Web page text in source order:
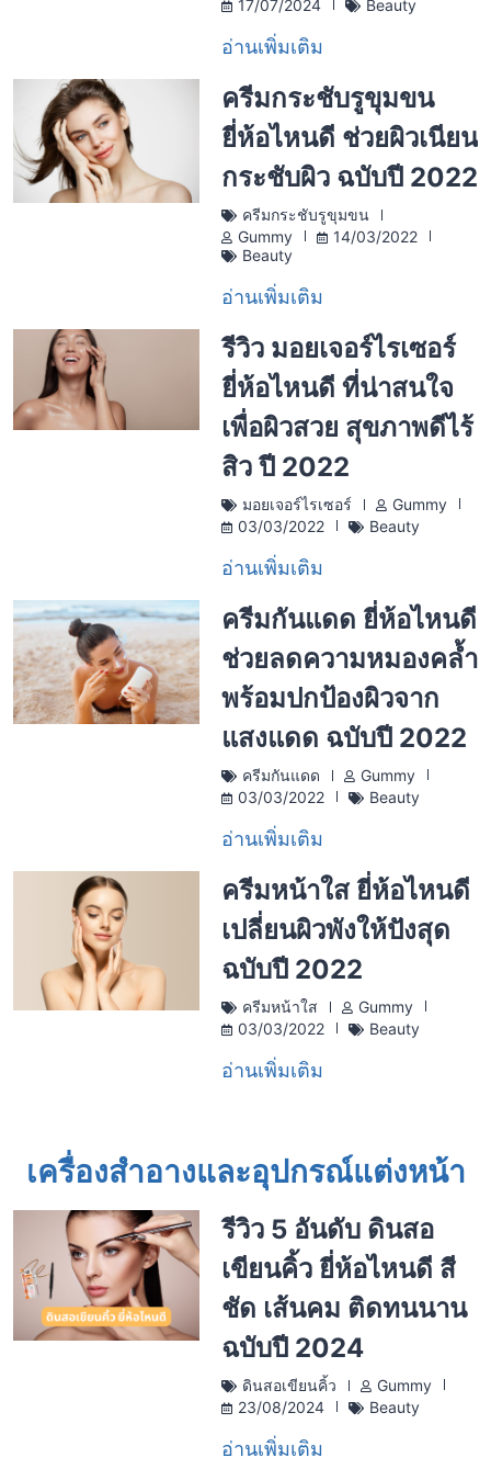
17/07/2024
Beauty
อ่านเพิ่มเติม
ครีมกระชับรูขุมขน
ยี่ห้อไหนดี ช่วยผิวเนียน
กระชับผิว ฉบับปี 2022
ครีมกระชับรูขุมขน
Gummy
14/03/2022
Beauty
อ่านเพิ่มเติม
รีวิว มอยเจอร์ไรเซอร์
ยี่ห้อไหนดี ที่น่าสนใจ
เพื่อผิวสวย สุขภาพดีไร้
สิว ปี 2022
มอยเจอร์ไรเซอร์
Gummy
03/03/2022
Beauty
อ่านเพิ่มเติม
ครีมกันแดด ยี่ห้อไหนดี
ช่วยลดความหมองคล้ำ
พร้อมปกป้องผิวจาก
แสงแดด ฉบับปี 2022
ครีมกันแดด
Gummy
03/03/2022
Beauty
อ่านเพิ่มเติม
ครีมหน้าใส ยี่ห้อไหนดี
เปลี่ยนผิวพังให้ปังสุด
ฉบับปี 2022
ครีมหน้าใส
Gummy
03/03/2022
Beauty
อ่านเพิ่มเติม
เครื่องสำอางและอุปกรณ์แต่งหน้า
รีวิว 5 อันดับ ดินสอ
เขียนคิ้ว ยี่ห้อไหนดี สี
ชัด เส้นคม ติดทนนาน
ฉบับปี 2024
ดินสอเขียนคิ้ว
Gummy
23/08/2024
Beauty
อ่านเพิ่มเติม